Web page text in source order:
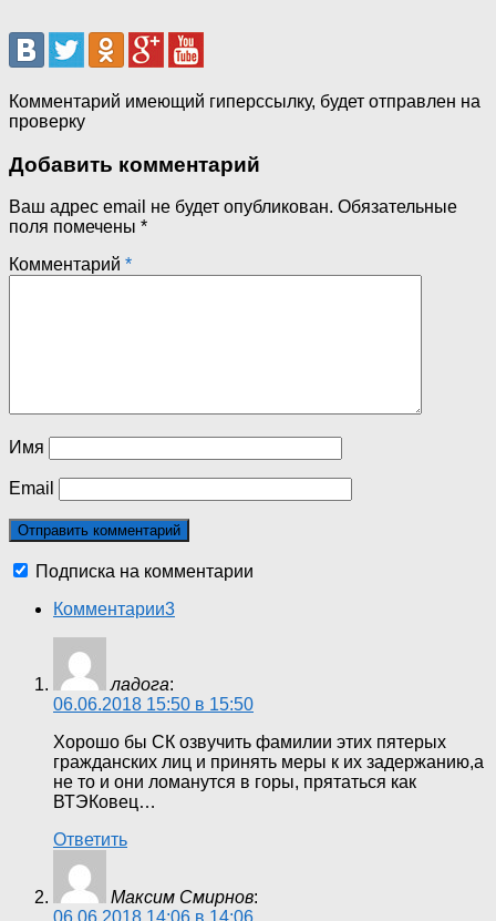
Комментарий имеющий гиперссылку, будет отправлен на
проверку
Добавить комментарий
Ваш адрес email не будет опубликован. Обязательные
поля помечены *
Комментарий *
Имя
Email
Подписка на комментарии
Комментарии3
ладога:
06.06.2018 15:50 в 15:50
Хорошо бы СК озвучить фамилии этих пятерых
гражданских лиц и принять меры к их задержанию,а
не то и они ломанутся в горы, прятаться как
ВТЭКовец…
Ответить
Максим Смирнов: